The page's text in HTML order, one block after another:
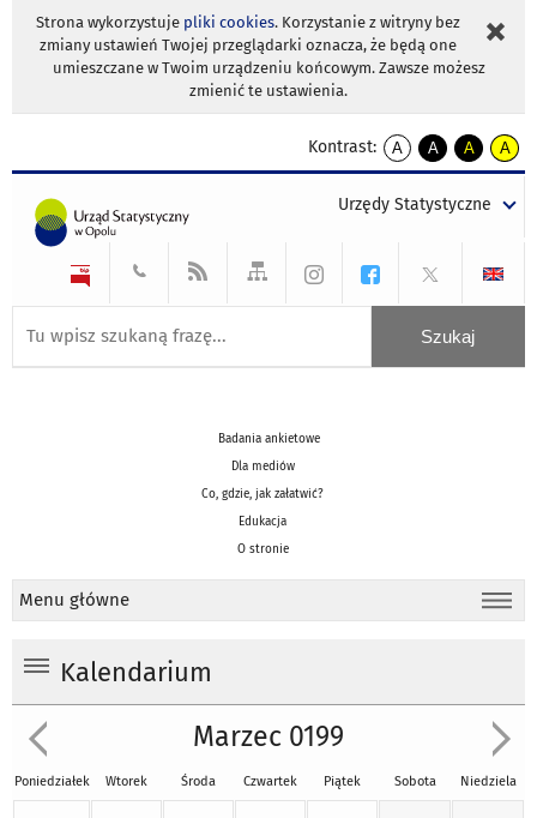
Strona wykorzystuje pliki cookies. Korzystanie z witryny bez
zmiany ustawień Twojej przeglądarki oznacza, że będą one
umieszczane w Twoim urządzeniu końcowym. Zawsze możesz
zmienić te ustawienia.
Kontrast:
A
kontrast
A
kontrast
tekst
czarnym
A
kontrast
tekst
czarnym
A
tekst
żółtym
Urzędy Statystyczne
Badania ankietowe
Dla mediów
Co, gdzie, jak załatwić?
Edukacja
O stronie
Menu główne
Kalendarium
Marzec 0199
Poniedziałek Wtorek Środa Czwartek Piątek Sobota Niedziela